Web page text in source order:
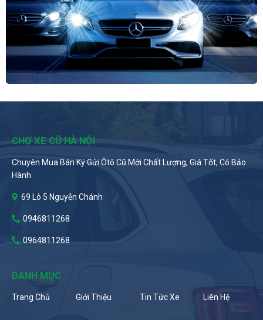
CHỢ XE CŨ HÀ NỘI
Chuyên Mua Bán Ký Gửi Ôtô Cũ Mới Chất Lượng, Giá Tốt, Có Bảo
Hành
69 Lô 5 Nguyễn Chánh
0946811268
0964811268
DANH MỤC
Trang Chủ Giới Thiệu Tin Tức Xe Liên Hệ